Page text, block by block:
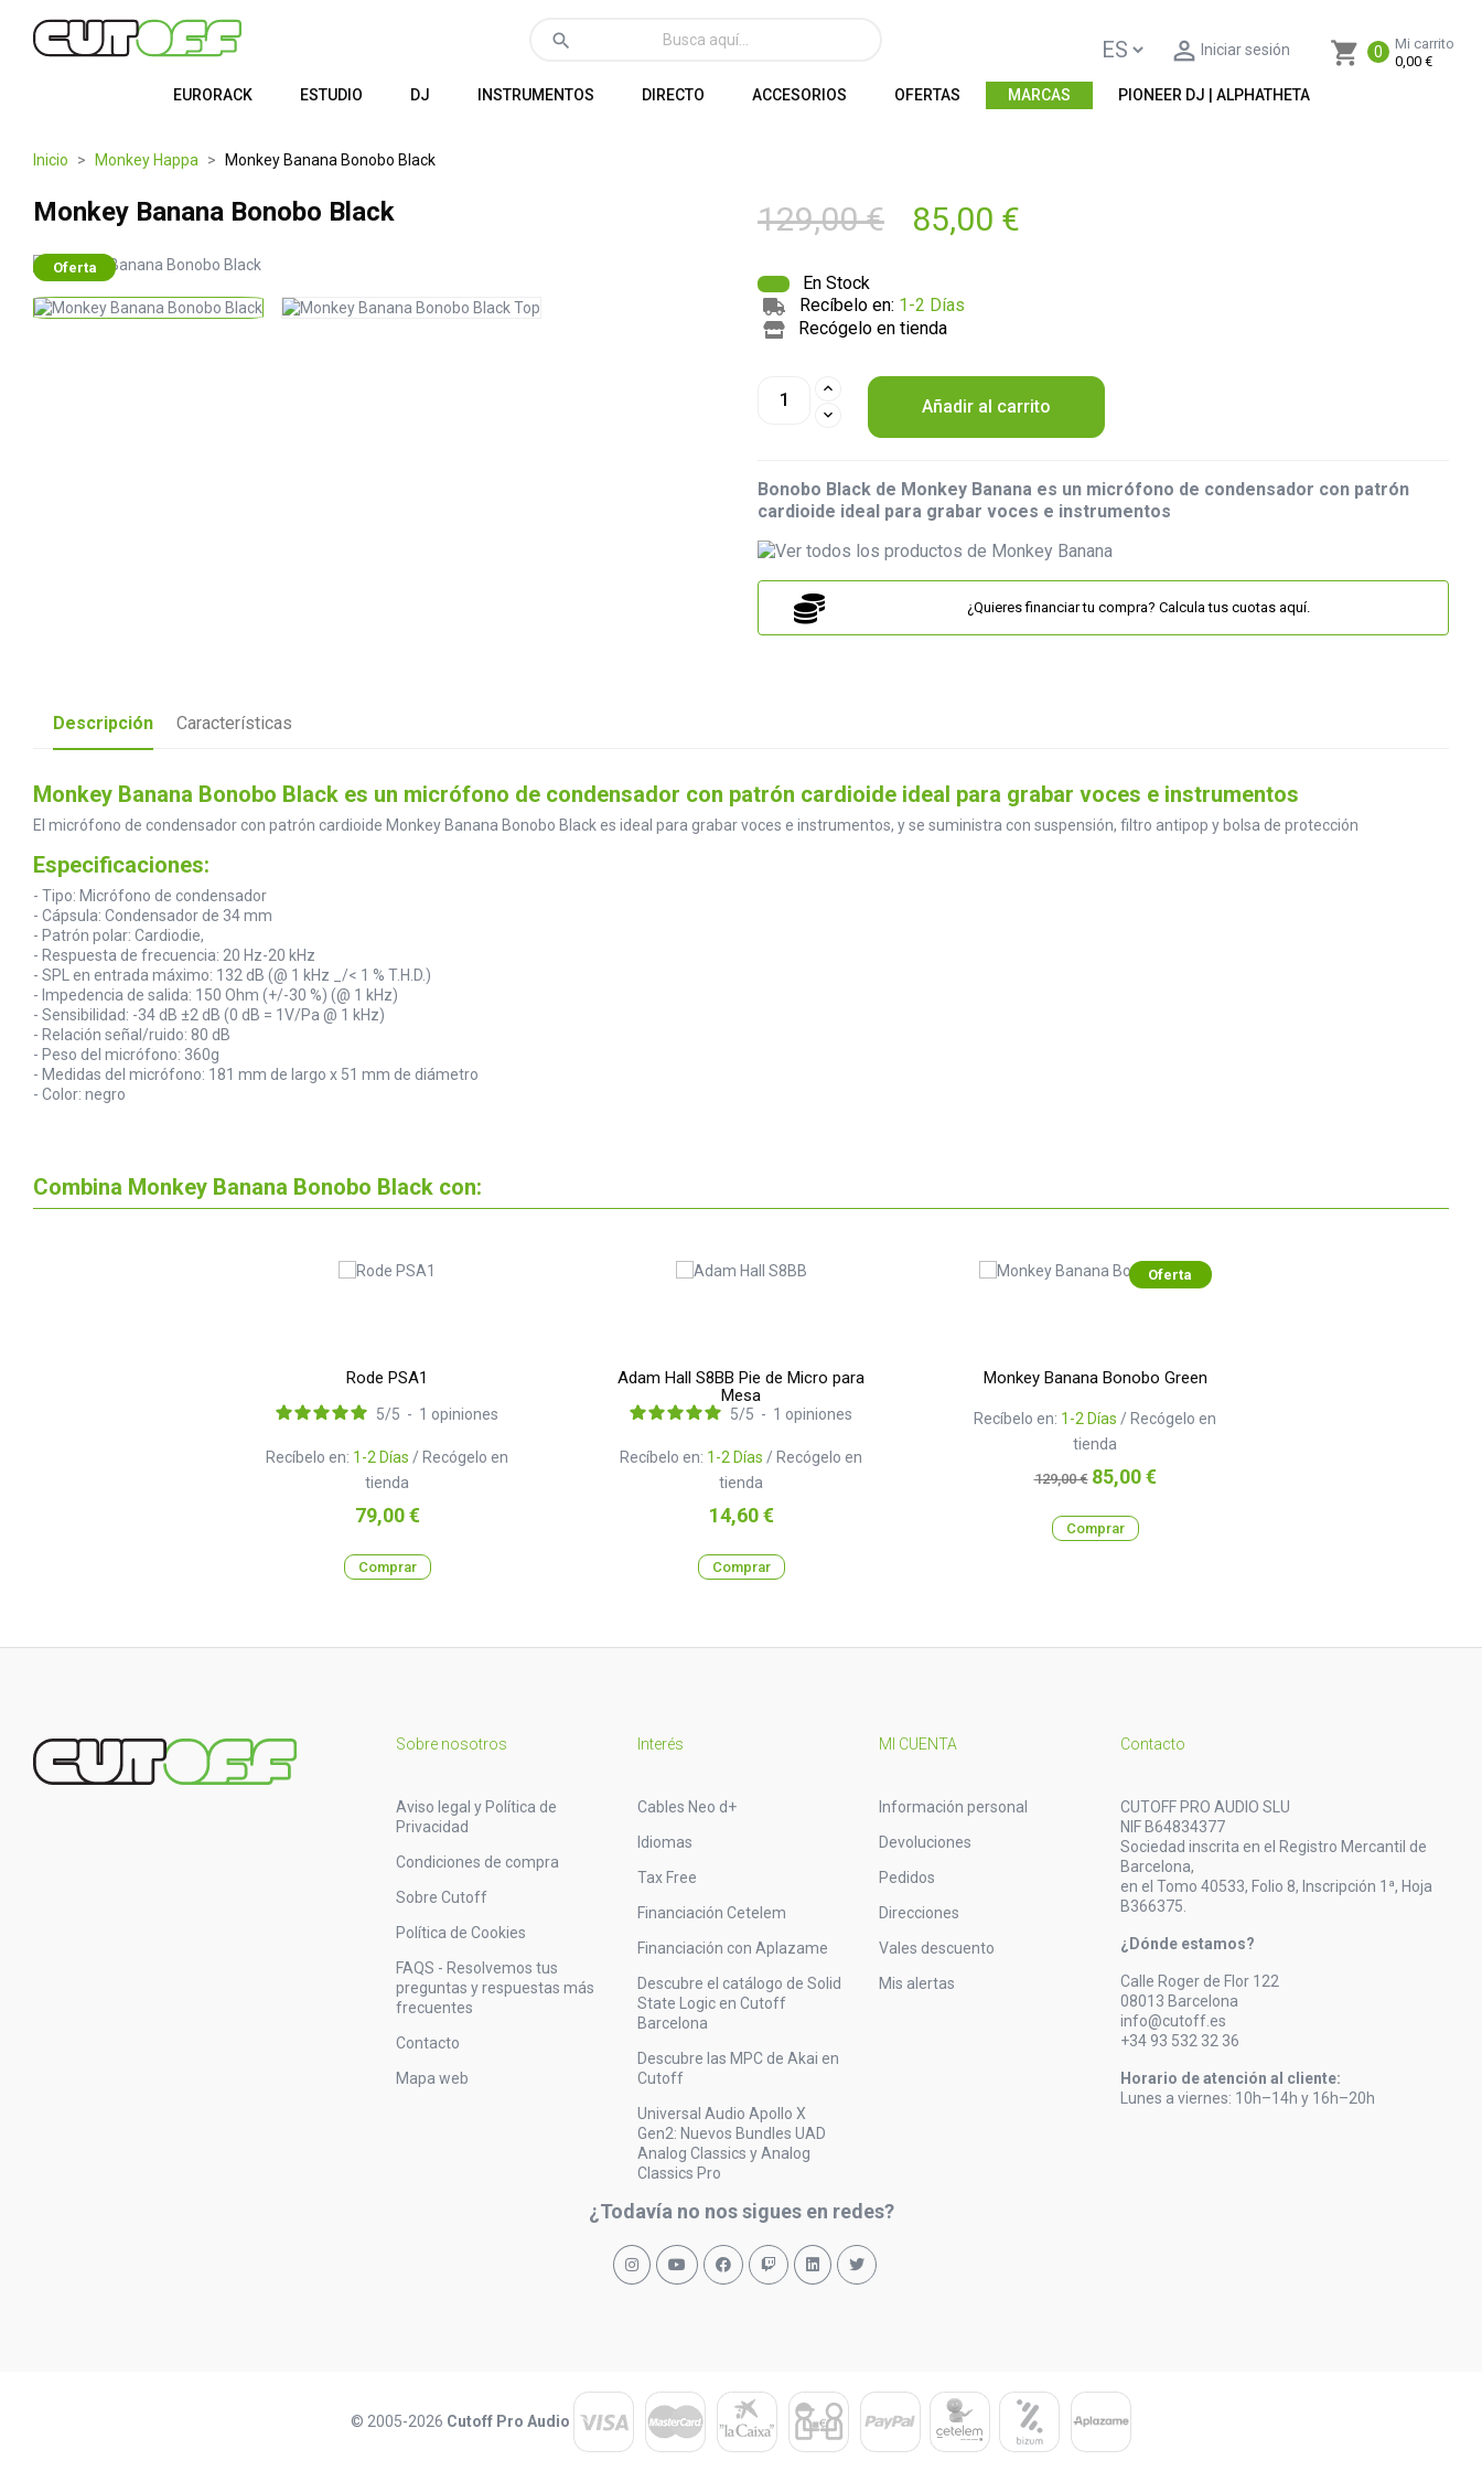
shopping_cart 0
Mi carrito
0,00 €
 Iniciar sesión
search
EURORACK ESTUDIO DJ INSTRUMENTOS DIRECTO ACCESORIOS OFERTAS MARCAS PIONEER DJ | ALPHATHETA
Inicio Monkey Happa Monkey Banana Bonobo Black
Monkey Banana Bonobo Black
Oferta
129,00 € 85,00 €
En Stock
Recíbelo en: 1-2 Días
Recógelo en tienda
Añadir al carrito
Bonobo Black de Monkey Banana es un micrófono de condensador con patrón
cardioide ideal para grabar voces e instrumentos
¿Quieres financiar tu compra? Calcula tus cuotas aquí.
Descripción Características
Monkey Banana Bonobo Black es un micrófono de condensador con patrón cardioide ideal para grabar voces e instrumentos
El micrófono de condensador con patrón cardioide Monkey Banana Bonobo Black es ideal para grabar voces e instrumentos, y se suministra con suspensión, filtro antipop y bolsa de protección
Especificaciones:
- Tipo: Micrófono de condensador
- Cápsula: Condensador de 34 mm
- Patrón polar: Cardiodie,
- Respuesta de frecuencia: 20 Hz-20 kHz
- SPL en entrada máximo: 132 dB (@ 1 kHz _/< 1 % T.H.D.)
- Impedencia de salida: 150 Ohm (+/-30 %) (@ 1 kHz)
- Sensibilidad: -34 dB ±2 dB (0 dB = 1V/Pa @ 1 kHz)
- Relación señal/ruido: 80 dB
- Peso del micrófono: 360g
- Medidas del micrófono: 181 mm de largo x 51 mm de diámetro
- Color: negro
Combina Monkey Banana Bonobo Black con:
Rode PSA1
Recíbelo en: 1-2 Días / Recógelo en
tienda
5/5 - 1 opiniones
Precio
79,00 €
Comprar
Adam Hall S8BB Pie de Micro para
Mesa
Recíbelo en: 1-2 Días / Recógelo en
tienda
5/5 - 1 opiniones
Precio
14,60 €
Comprar
Oferta
Monkey Banana Bonobo Green
Recíbelo en: 1-2 Días / Recógelo en
tienda
Precio
base
129,00 € Precio
85,00 €
Comprar
Sobre nosotros
Aviso legal y Política de
Privacidad
Condiciones de compra
Sobre Cutoff
Política de Cookies
FAQS - Resolvemos tus
preguntas y respuestas más
frecuentes
Contacto
Mapa web
Interés
Cables Neo d+
Idiomas
Tax Free
Financiación Cetelem
Financiación con Aplazame
Descubre el catálogo de Solid
State Logic en Cutoff
Barcelona
Descubre las MPC de Akai en
Cutoff
Universal Audio Apollo X
Gen2: Nuevos Bundles UAD
Analog Classics y Analog
Classics Pro
MI CUENTA
Información personal
Devoluciones
Pedidos
Direcciones
Vales descuento
Mis alertas
Contacto
CUTOFF PRO AUDIO SLU
NIF B64834377
Sociedad inscrita en el Registro Mercantil de
Barcelona,
en el Tomo 40533, Folio 8, Inscripción 1ª, Hoja
B366375.
¿Dónde estamos?
Calle Roger de Flor 122
08013 Barcelona
info@cutoff.es
+34 93 532 32 36
Horario de atención al cliente:
Lunes a viernes: 10h–14h y 16h–20h
¿Todavía no nos sigues en redes?
© 2005-2026 Cutoff Pro Audio